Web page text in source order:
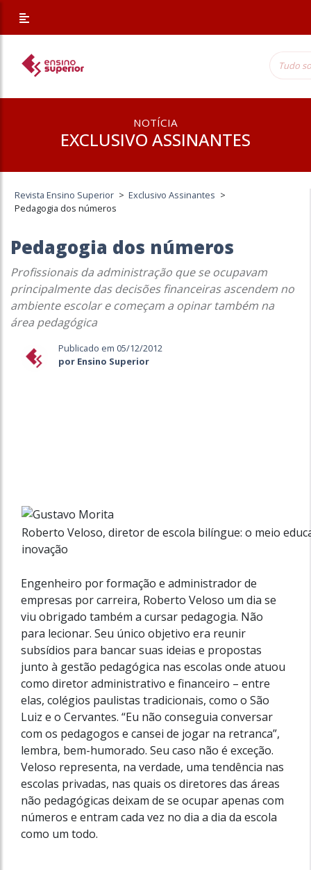
NOTÍCIA
EXCLUSIVO ASSINANTES
Revista Ensino Superior > Exclusivo Assinantes >
Pedagogia dos números
Pedagogia dos números
Profissionais da administração que se ocupavam
principalmente das decisões financeiras ascendem no
ambiente escolar e começam a opinar também na
área pedagógica
Publicado em 05/12/2012
por Ensino Superior
Roberto Veloso, diretor de escola bilíngue: o meio
inovação
Engenheiro por formação e administrador de
empresas por carreira, Roberto Veloso um dia se
viu obrigado também a cursar pedagogia. Não
para lecionar. Seu único objetivo era reunir
subsídios para bancar suas ideias e propostas
junto à gestão pedagógica nas escolas onde atuou
como diretor administrativo e financeiro – entre
elas, colégios paulistas tradicionais, como o São
Luiz e o Cervantes. “Eu não conseguia conversar
com os pedagogos e cansei de jogar na retranca”,
lembra, bem-humorado. Seu caso não é exceção.
Veloso representa, na verdade, uma tendência nas
escolas privadas, nas quais os diretores das áreas
não pedagógicas deixam de se ocupar apenas com
números e entram cada vez no dia a dia da escola
como um todo.